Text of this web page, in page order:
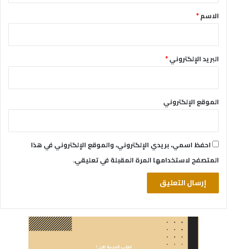
*الاسم*
البريد الإلكتروني*
الموقع الإلكتروني
احفظ اسمي، بريدي الإلكتروني، والموقع الإلكتروني في هذا
المتصفح لاستخدامها المرة المقبلة في تعليقي.